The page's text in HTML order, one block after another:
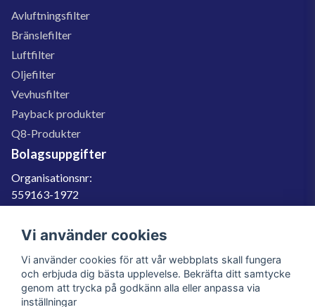
Avluftningsfilter
Bränslefilter
Luftfilter
Oljefilter
Vevhusfilter
Payback produkter
Q8-Produkter
Bolagsuppgifter
Organisationsnr:
559163-1972
SE559163197201
060-566 800
info@filter.se
Vi använder cookies
Vi använder cookies för att vår webbplats skall fungera
och erbjuda dig bästa upplevelse. Bekräfta ditt samtycke
genom att trycka på godkänn alla eller anpassa via
inställningar